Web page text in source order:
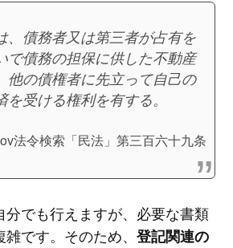
、債務者又は第三者が占有を
で債務の担保に供した不動産
他の債権者に先立って自己の
を受ける権利を有する。
法令検索「民法」第三百六十九条
分でも行えますが、必要な書類
です。そのため、 登記関連の